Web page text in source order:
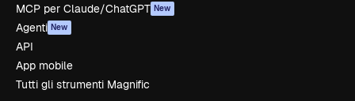
MCP per Claude/ChatGPT New
Agenti New
API
App mobile
Tutti gli strumenti Magnific